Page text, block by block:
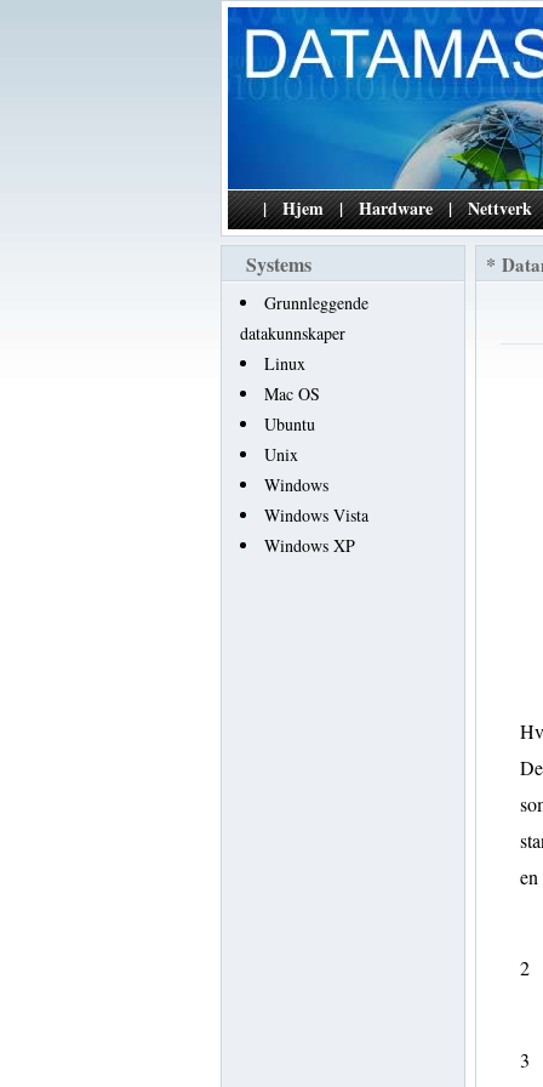
| Hjem | Hardware | Nettverk
Systems
Grunnleggende
datakunnskaper
Linux
Mac OS
Ubuntu
Unix
Windows
Windows Vista
Windows XP
*
en
2
3